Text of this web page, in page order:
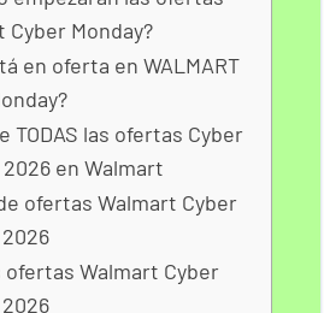
Cyber Monday?
en oferta en WALMART
TODAS las ofertas Cyber
2026 en Walmart
ofertas Walmart Cyber
ofertas Walmart Cyber